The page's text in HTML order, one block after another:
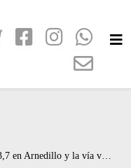
cortadas al tráfico por un desprendimiento de rocas